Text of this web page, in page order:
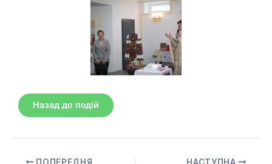
Назад до подій
ПОПЕРЕДНЯ НАСТУПНА